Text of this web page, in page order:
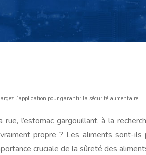
l’application pour garantir la sécurité alimentaire
rue, l’estomac gargouillant, à la
propre ? Les aliments sont-
cruciale de la sûreté des